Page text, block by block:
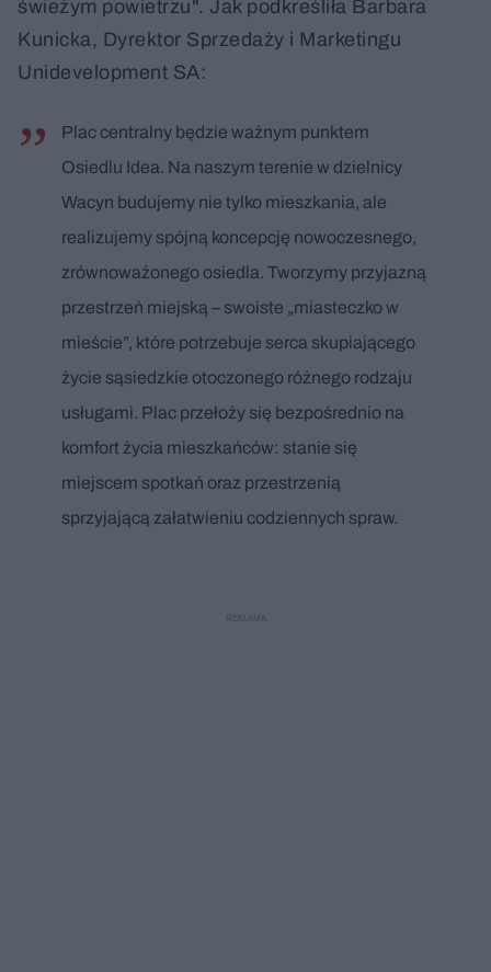
świeżym powietrzu". Jak podkreśliła Barbara
Kunicka, Dyrektor Sprzedaży i Marketingu
Unidevelopment SA:
Plac centralny będzie ważnym punktem
Osiedlu Idea. Na naszym terenie w dzielnicy
Wacyn budujemy nie tylko mieszkania, ale
realizujemy spójną koncepcję nowoczesnego,
zrównoważonego osiedla. Tworzymy przyjazną
przestrzeń miejską – swoiste „miasteczko w
mieście”, które potrzebuje serca skupiającego
życie sąsiedzkie otoczonego różnego rodzaju
usługami. Plac przełoży się bezpośrednio na
komfort życia mieszkańców: stanie się
miejscem spotkań oraz przestrzenią
sprzyjającą załatwieniu codziennych spraw.